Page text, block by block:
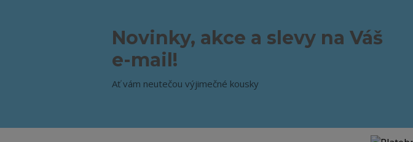
Novinky, akce a slevy na Váš
e-mail!
Ať vám neutečou výjimečné kousky